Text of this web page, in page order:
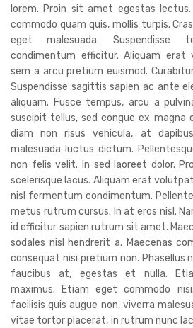
lorem. Proin sit amet egestas
commodo quam quis, mollis turpis.
eget malesuada. Suspendisse
condimentum efficitur. Aliquam erat
sem a arcu pretium euismod.
Suspendisse sagittis sapien ac ante
aliquam. Fusce tempus, arcu a
suscipit tellus, sed congue ex magna
diam non risus vehicula, at
malesuada luctus dictum.
non felis velit. In sed laoreet dolor.
scelerisque lacus. Aliquam erat
nisl fermentum condimentum.
metus rutrum cursus. In at eros nisl.
id efficitur sapien rutrum sit amet.
sodales nisl hendrerit a. Maecenas
consequat nisi pretium non. Phasellus
faucibus at, egestas et nulla.
maximus. Etiam eget commodo
facilisis quis augue non, viverra
vitae tortor placerat, in rutrum nunc